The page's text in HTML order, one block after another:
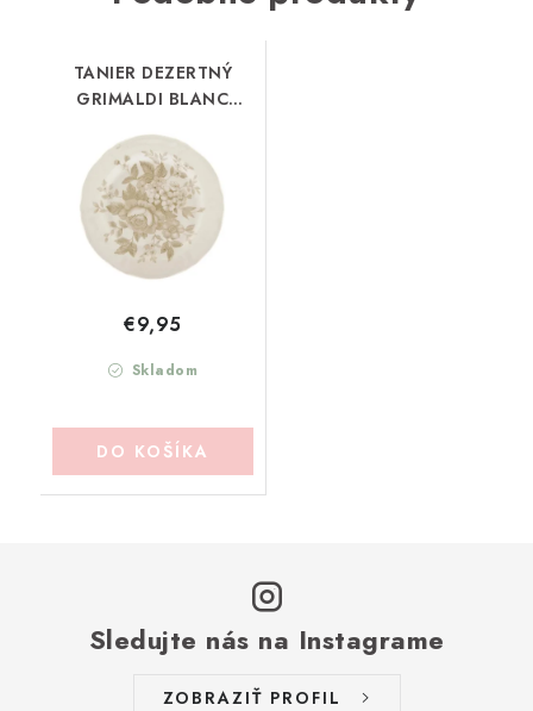
TANIER DEZERTNÝ
GRIMALDI BLANC
Skladom
€9,95
DO KOŠÍKA
Sledujte nás na Instagrame
ZOBRAZIŤ PROFIL